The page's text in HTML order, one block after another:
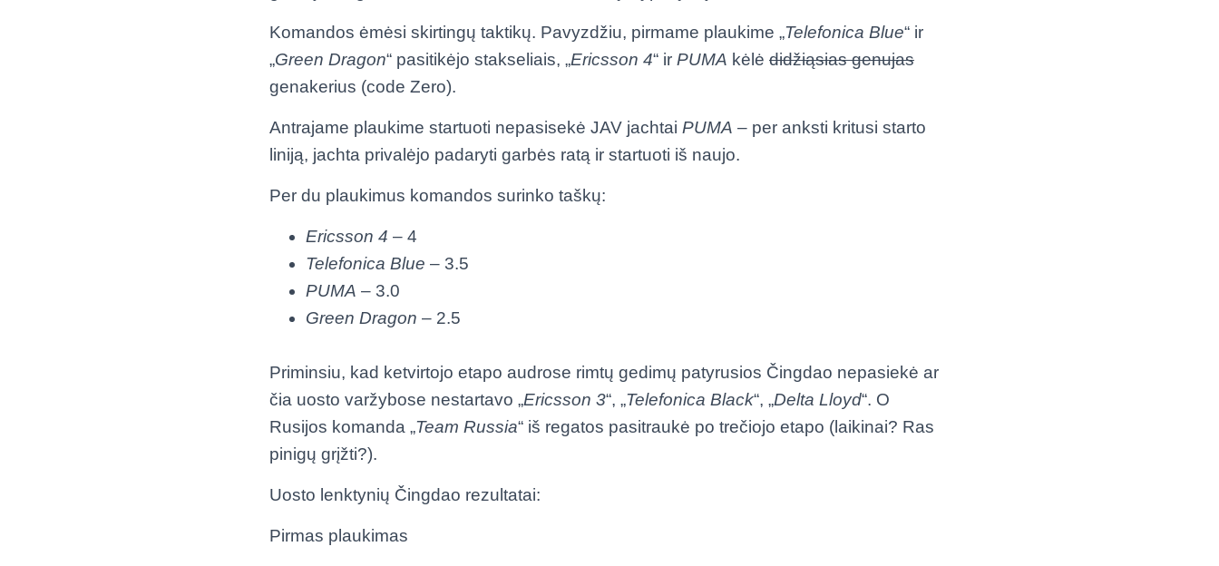
Komandos ėmėsi skirtingų taktikų. Pavyzdžiu, pirmame plaukime „Telefonica Blue“ ir
„Green Dragon“ pasitikėjo stakseliais, „Ericsson 4“ ir PUMA kėlė didžiąsias genujas
genakerius (code Zero).
Antrajame plaukime startuoti nepasisekė JAV jachtai PUMA – per anksti kritusi starto
liniją, jachta privalėjo padaryti garbės ratą ir startuoti iš naujo.
Per du plaukimus komandos surinko taškų:
Ericsson 4 – 4
Telefonica Blue – 3.5
PUMA – 3.0
Green Dragon – 2.5
Priminsiu, kad ketvirtojo etapo audrose rimtų gedimų patyrusios Čingdao nepasiekė ar
čia uosto varžybose nestartavo „Ericsson 3“, „Telefonica Black“, „Delta Lloyd“. O
Rusijos komanda „Team Russia“ iš regatos pasitraukė po trečiojo etapo (laikinai? Ras
pinigų grįžti?).
Uosto lenktynių Čingdao rezultatai:
Pirmas plaukimas